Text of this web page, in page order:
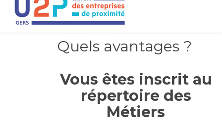
Quels avantages ?
Vous êtes inscrit au
répertoire des
Métiers